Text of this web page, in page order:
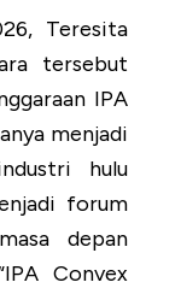
Teresita
tersebut
IPA
menjadi
hulu
forum
depan
Convex